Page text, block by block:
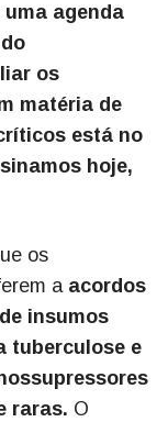
agenda
os
matéria de
está no
hoje,
os
a acordos
insumos
tuberculose e
raras. O